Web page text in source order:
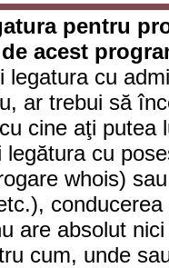
pentru
acest
legatura cu
ar trebui să
cine aţi putea
cu
whois)
are absolut
cum, unde